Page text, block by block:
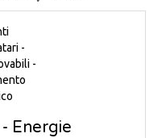
Energie